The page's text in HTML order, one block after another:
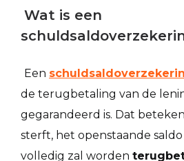
Wat is een
Een
de terugbetaling van de
gegarandeerd is. Dat
sterft, het openstaande
volledig zal worden